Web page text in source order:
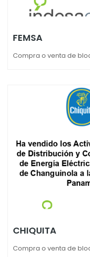
FEMSA
Compra o venta de
CHIQUITA
Compra o venta de